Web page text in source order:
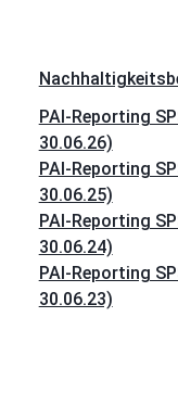
PAI-Reporting
30.06.26)
PAI-Reporting
30.06.25)
PAI-Reporting
30.06.24)
PAI-Reporting
30.06.23)